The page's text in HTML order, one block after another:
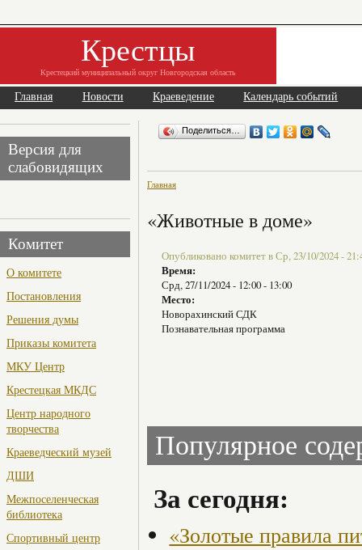
Крестцы
Крестецкий муниципальный округ Новгородская область
Главная Новости Краеведение Календарь событий
Версия для
слабовидящих
Комитет
О комитете
Постановления
Решения думы
Приказы комитета
МКУ Центр
Крестецкая МКДС
Центр народного
творчества
Краеведческий музей
ДШИ
Межпоселенческая
библиотека
Спортивный центр
Поделиться…
Главная
«Животные в доме»
Опубликовано комитет в Ср, 23/10/2024 -
Время:
Срд, 27/11/2024 - 12:00- 13:00
Место:
Новорахинский СДК
Познавательная программа
Популярное
За сегодня:
«Золотые правила